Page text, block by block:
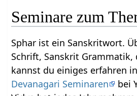
Seminare zum
Sphar ist ein Sanskritwort.
Schrift, Sanskrit Grammatik,
kannst du einiges erfahren in
Devanagari Seminaren
bei